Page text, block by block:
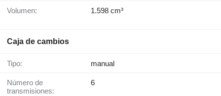
Volumen: 1.598 cm³
Caja de cambios
Tipo: manual
Número de
transmisiones:
6